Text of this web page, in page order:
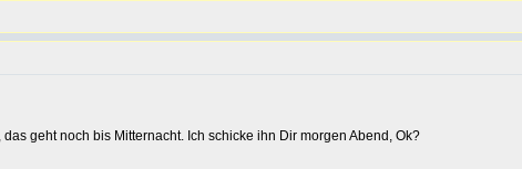
geht noch bis Mitternacht. Ich schicke ihn Dir morgen Abend, Ok?